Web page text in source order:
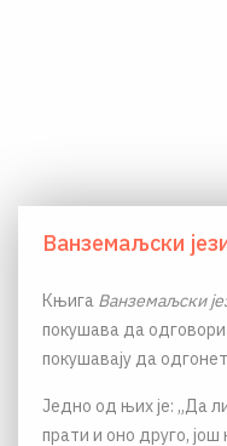
Ванземаљски
Књига Ванземаљски
покушава да
покушавају да
Једно од њих је: „Да
прати и оно друго,